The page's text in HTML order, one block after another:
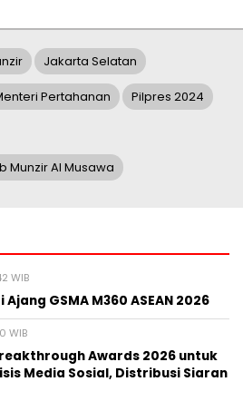
Jakarta Selatan
Pertahanan Pilpres 2024
Munzir Al Musawa
WIB
GSMA M360 ASEAN 2026
WIB
Awards 2026 untuk
Media Sosial, Distribusi Siaran